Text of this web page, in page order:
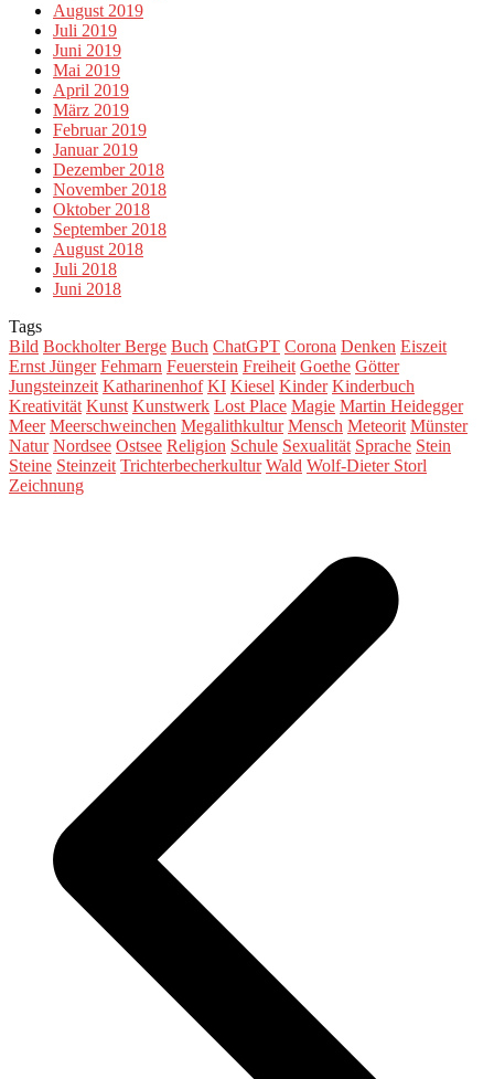
August 2019
Juli 2019
Juni 2019
Mai 2019
April 2019
März 2019
Februar 2019
Januar 2019
Dezember 2018
November 2018
Oktober 2018
September 2018
August 2018
Juli 2018
Juni 2018
Tags
Bild Bockholter Berge Buch ChatGPT Corona Denken Eiszeit
Ernst Jünger Fehmarn Feuerstein Freiheit Goethe Götter
Jungsteinzeit Katharinenhof KI Kiesel Kinder Kinderbuch
Kreativität Kunst Kunstwerk Lost Place Magie Martin Heidegger
Meer Meerschweinchen Megalithkultur Mensch Meteorit Münster
Natur Nordsee Ostsee Religion Schule Sexualität Sprache Stein
Steine Steinzeit Trichterbecherkultur Wald Wolf-Dieter Storl
Zeichnung